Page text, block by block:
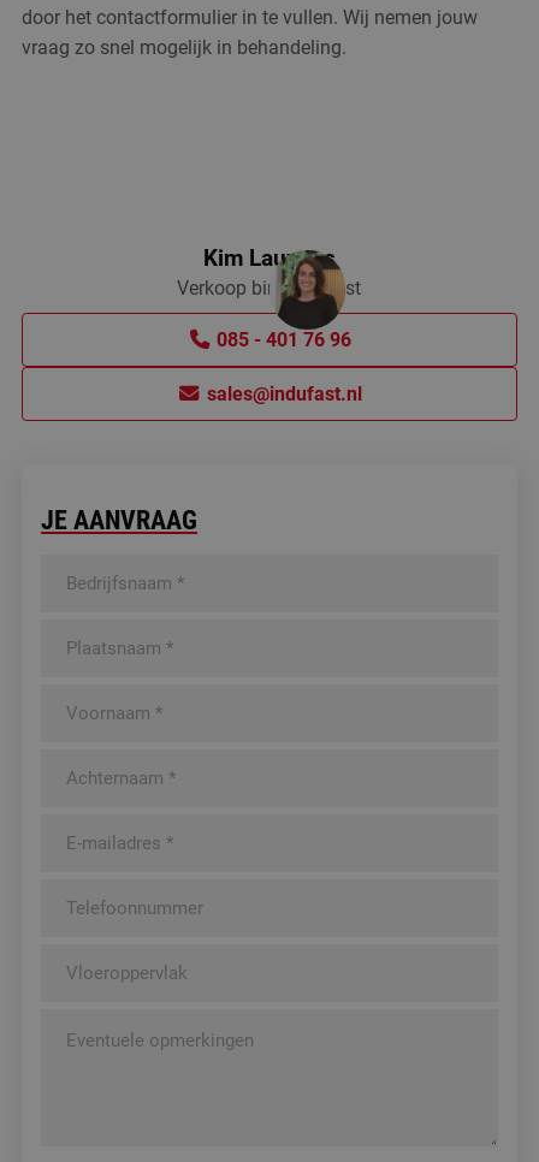
door het contactformulier in te vullen. Wij nemen jouw
vraag zo snel mogelijk in behandeling.
Kim Lauwers
Verkoop binnendienst
085 - 401 76 96
sales@indufast.nl
JE AANVRAAG